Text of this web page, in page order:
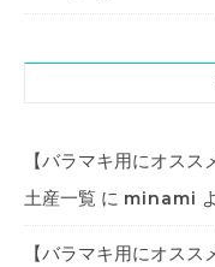
【バラマキ用にオス
土産一覧 に minami
【バラマキ用にオス